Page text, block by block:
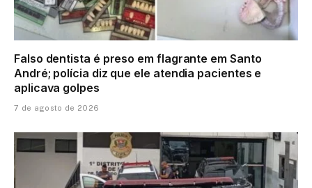
Falso dentista é preso em flagrante em Santo
André; polícia diz que ele atendia pacientes e
aplicava golpes
7 de agosto de 2026